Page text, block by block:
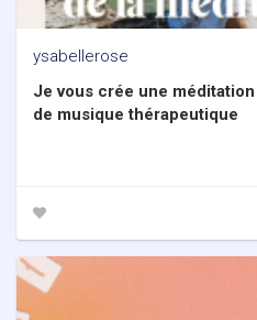
ysabellerose
Je vous crée une
de musique thérapeutique